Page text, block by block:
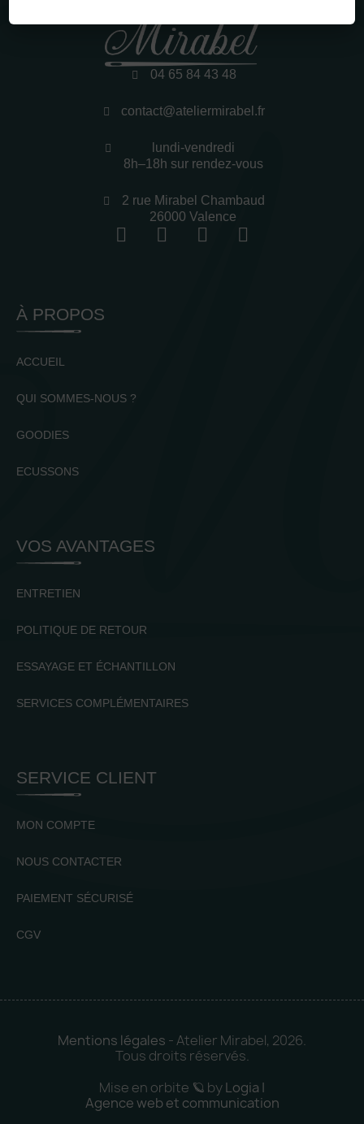
04 65 84 43 48
contact@ateliermirabel.fr
lundi-vendredi
8h–18h sur rendez-vous
2 rue Mirabel Chambaud
26000 Valence
À PROPOS
ACCUEIL
QUI SOMMES-NOUS ?
GOODIES
ECUSSONS
VOS AVANTAGES
ENTRETIEN
POLITIQUE DE RETOUR
ESSAYAGE ET ÉCHANTILLON
SERVICES COMPLÉMENTAIRES
SERVICE CLIENT
MON COMPTE
NOUS CONTACTER
PAIEMENT SÉCURISÉ
CGV
Mentions légales - Atelier Mirabel, 2026.
Tous droits réservés.
Mise en orbite 🪐 byLogia |
Agence web et communication